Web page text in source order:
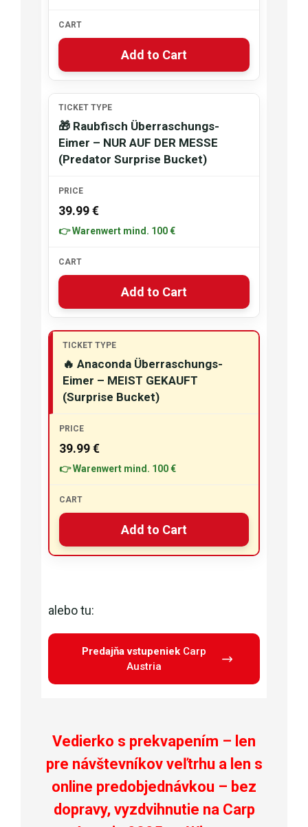
Add to Cart
🎁 Raubfisch Überraschungs-
Eimer – NUR AUF DER MESSE
(Predator Surprise Bucket)
39.99 €
Add to Cart
🔥 Anaconda Überraschungs-
Eimer – MEIST GEKAUFT
(Surprise Bucket)
39.99 €
Add to Cart
alebo tu:
Predajňa vstupeniekCarp
Austria
Vedierko s prekvapením – len
pre návštevníkov veľtrhu a len s
online predobjednávkou – bez
dopravy, vyzdvihnutie na Carp